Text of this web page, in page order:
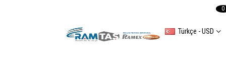
Türkçe - USD
0